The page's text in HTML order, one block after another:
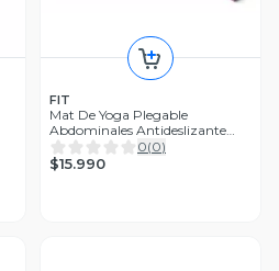
FIT
Mat De Yoga Plegable
Abdominales Antideslizante
183x60x0.5
0(0)
$15.990